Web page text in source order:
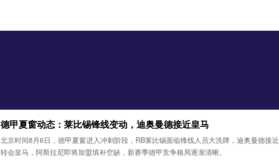
德甲夏窗动态：莱比锡锋线变动，迪奥曼德接近皇马
北京时间8月6日，德甲夏窗进入冲刺阶段，RB莱比锡面临锋线人员大洗牌，迪奥曼德接近
转会皇马，阿斯拉尼即将加盟填补空缺，新赛季德甲竞争格局逐渐清晰。